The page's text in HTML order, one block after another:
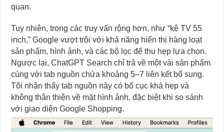
quan.
Tuy nhiên, trong các truy vấn rộng hơn, như “kệ TV 55
inch,” Google vượt trội với khả năng hiển thị hàng loạt
sản phẩm, hình ảnh, và các bộ lọc để thu hẹp lựa chọn.
Ngược lại, ChatGPT Search chỉ trả về một vài sản phẩm
cùng với tab nguồn chứa khoảng 5–7 liên kết bổ sung.
Tôi nhận thấy tab nguồn này có bố cục khá hẹp và
không thân thiện về mặt hình ảnh, đặc biệt khi so sánh
với giao diện Google Shopping.